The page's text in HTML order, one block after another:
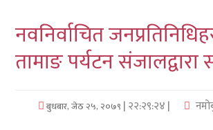
प्रवास
अर्थवाणिज्य
अन्तराष्ट्रिय
नवनिर्वाचित
तामाङ पर्यटन संजालद्वारा
बुधबार, जेठ २५, २०७९ | २२:२९:२४ |